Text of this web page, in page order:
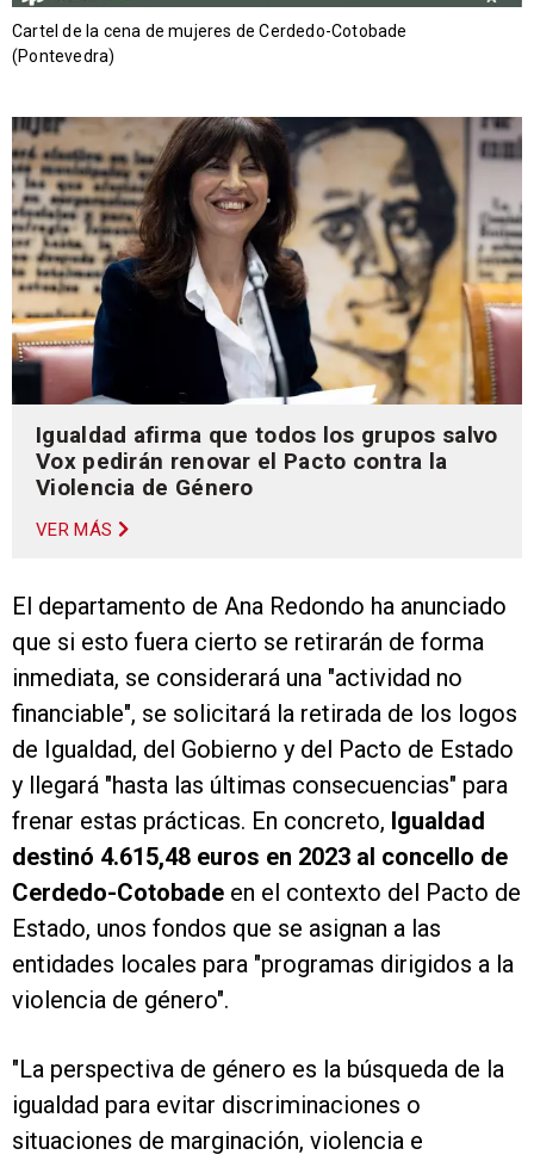
Cartel de la cena de mujeres de Cerdedo-Cotobade
(Pontevedra)
Igualdad afirma que todos los grupos salvo
Vox pedirán renovar el Pacto contra la
Violencia de Género
VER MÁS
El departamento de Ana Redondo ha anunciado
que si esto fuera cierto se retirarán de forma
inmediata, se considerará una "actividad no
financiable", se solicitará la retirada de los logos
de Igualdad, del Gobierno y del Pacto de Estado
y llegará "hasta las últimas consecuencias" para
frenar estas prácticas. En concreto, Igualdad
destinó 4.615,48 euros en 2023 al concello de
Cerdedo-Cotobade en el contexto del Pacto de
Estado, unos fondos que se asignan a las
entidades locales para "programas dirigidos a la
violencia de género".
"La perspectiva de género es la búsqueda de la
igualdad para evitar discriminaciones o
situaciones de marginación, violencia e